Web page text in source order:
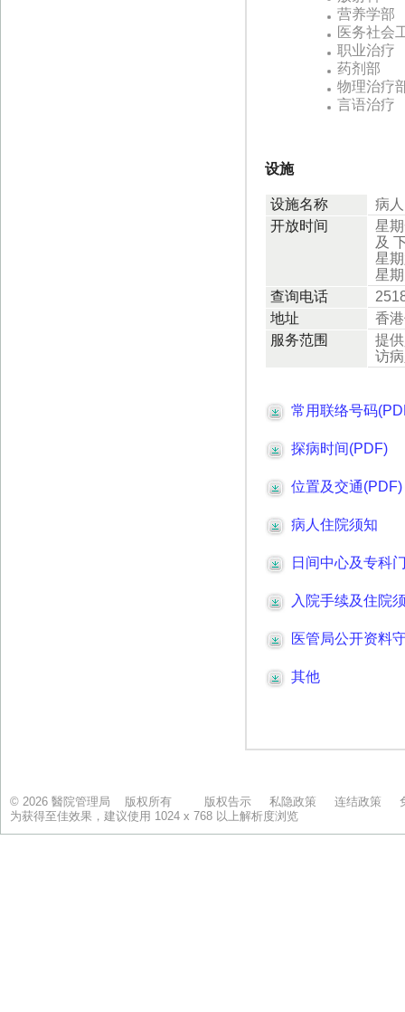
© 2026 醫院管理局 版权所有 版权告示 私隐政策 连结政策
为获得至佳效果，建议使用 1024 x 768 以上解析度浏览